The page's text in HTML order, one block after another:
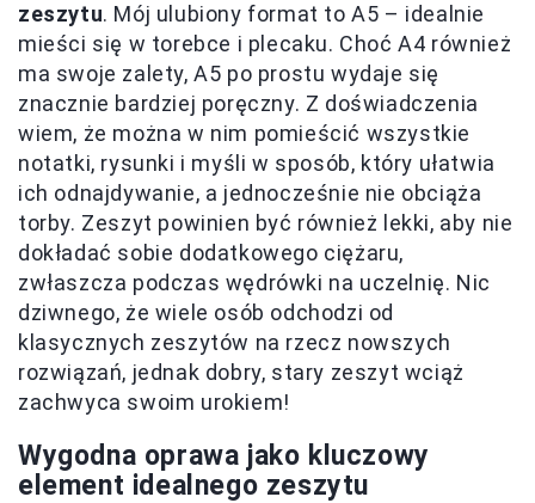
zeszytu. Mój ulubiony format to A5 – idealnie
mieści się w torebce i plecaku. Choć A4 również
ma swoje zalety, A5 po prostu wydaje się
znacznie bardziej poręczny. Z doświadczenia
wiem, że można w nim pomieścić wszystkie
notatki, rysunki i myśli w sposób, który ułatwia
ich odnajdywanie, a jednocześnie nie obciąża
torby. Zeszyt powinien być również lekki, aby nie
dokładać sobie dodatkowego ciężaru,
zwłaszcza podczas wędrówki na uczelnię. Nic
dziwnego, że wiele osób odchodzi od
klasycznych zeszytów na rzecz nowszych
rozwiązań, jednak dobry, stary zeszyt wciąż
zachwyca swoim urokiem!
Wygodna oprawa jako kluczowy
element idealnego zeszytu